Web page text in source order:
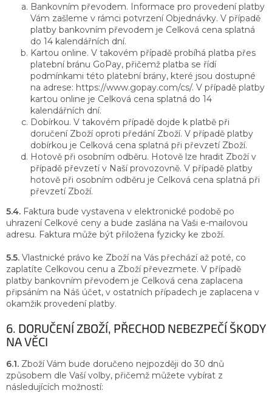
Bankovním převodem. Informace pro provedení platby
Vám zašleme v rámci potvrzení Objednávky. V případě
platby bankovním převodem je Celková cena splatná
do 14 kalendářních dní.
Kartou online. V takovém případě probíhá platba přes
platební bránu GoPay, přičemž platba se řídí
podmínkami této platební brány, které jsou dostupné
na adrese: https://www.gopay.com/cs/. V případě platby
kartou online je Celková cena splatná do 14
kalendářních dní.
Dobírkou. V takovém případě dojde k platbě při
doručení Zboží oproti předání Zboží. V případě platby
dobírkou je Celková cena splatná při převzetí Zboží.
Hotově při osobním odběru. Hotově lze hradit Zboží v
případě převzetí v Naší provozovně. V případě platby
hotově při osobním odběru je Celková cena splatná při
převzetí Zboží.
5.4. Faktura bude vystavena v elektronické podobě po
uhrazení Celkové ceny a bude zaslána na Vaši e-mailovou
adresu. Faktura může být přiložena fyzicky ke zboží.
5.5. Vlastnické právo ke Zboží na Vás přechází až poté, co
zaplatíte Celkovou cenu a Zboží převezmete. V případě
platby bankovním převodem je Celková cena zaplacena
připsáním na Náš účet, v ostatních případech je zaplacena v
okamžik provedení platby.
6. DORUČENÍ ZBOŽÍ, PŘECHOD NEBEZPEČÍ ŠKODY
NA VĚCI
6.1. Zboží Vám bude doručeno nejpozději do 30 dnů
způsobem dle Vaší volby, přičemž můžete vybírat z
následujících možností: